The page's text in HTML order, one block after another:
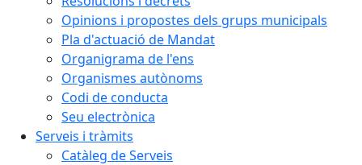
Opinions i propostes dels grups municipals
Pla d'actuació de Mandat
Organigrama de l'ens
Organismes autònoms
Codi de conducta
Seu electrònica
Serveis i tràmits
Catàleg de Serveis